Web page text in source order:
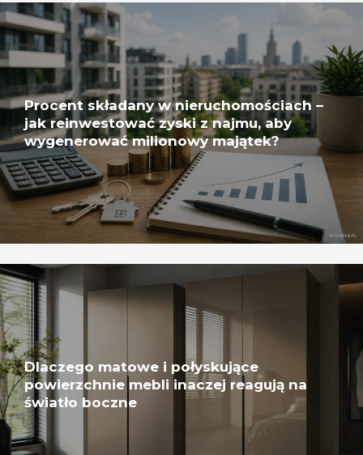
Procent składany w nieruchomościach –
jak reinwestować zyski z najmu, aby
wygenerować milionowy majątek?
Dlaczego matowe i połyskujące
powierzchnie mebli inaczej reagują na
światło boczne